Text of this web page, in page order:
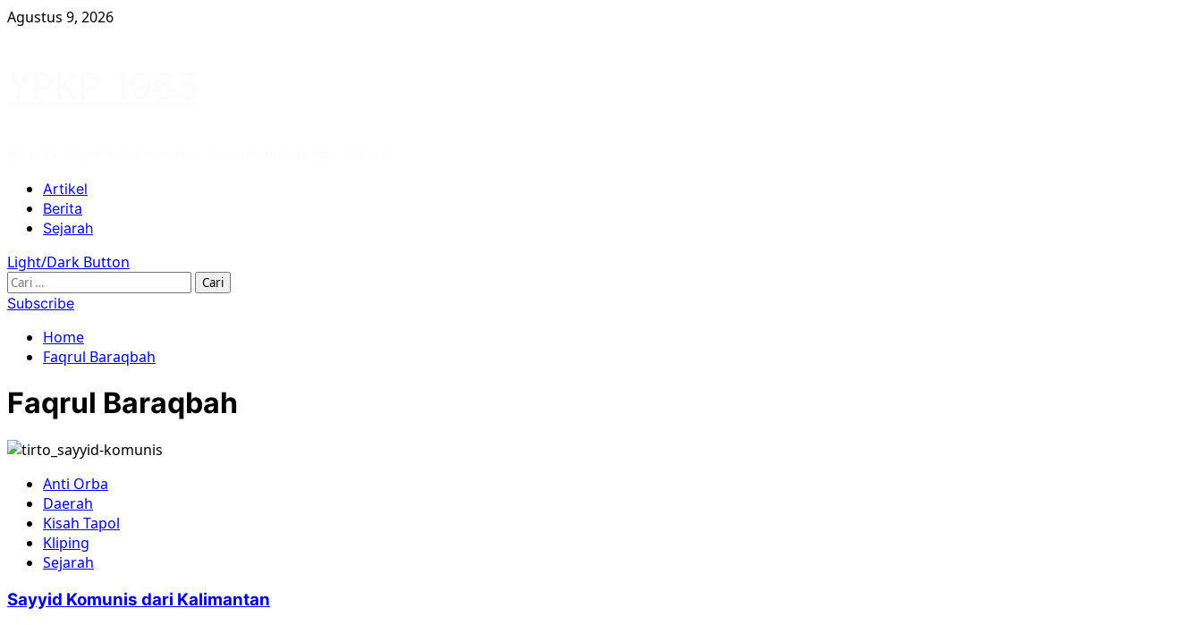
Skip
Agustus 9, 2026
Primary
Menu
Artikel
Berita
Sejarah
Light/Dark Button
Cari
untuk:
Subscribe
Home
Faqrul Baraqbah
Faqrul Baraqbah
Anti Orba
Daerah
Kisah Tapol
Kliping
Sejarah
Sayyid Komunis dari Kalimantan